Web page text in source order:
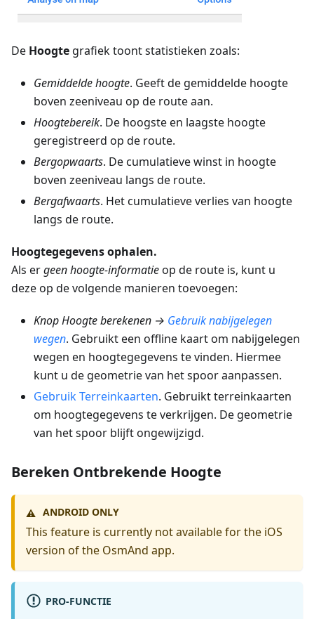
De Hoogte grafiek toont statistieken zoals:
Gemiddelde hoogte. Geeft de gemiddelde hoogte
boven zeeniveau op de route aan.
Hoogtebereik. De hoogste en laagste hoogte
geregistreerd op de route.
Bergopwaarts. De cumulatieve winst in hoogte
boven zeeniveau langs de route.
Bergafwaarts. Het cumulatieve verlies van hoogte
langs de route.
Hoogtegegevens ophalen.
Als ergeen hoogte-informatieop de route is, kunt u
deze op de volgende manieren toevoegen:
Knop Hoogte berekenen → Gebruik nabijgelegen
wegen. Gebruikt een offline kaart om nabijgelegen
wegen en hoogtegegevens te vinden. Hiermee
kunt u de geometrie van het spoor aanpassen.
Gebruik Terreinkaarten. Gebruikt terreinkaarten
om hoogtegegevens te verkrijgen. De geometrie
van het spoor blijft ongewijzigd.
Bereken Ontbrekende Hoogte
⚠️ ANDROID ONLY
This feature is currently not available for the iOS
version of the OsmAnd app.
PRO-FUNCTIE